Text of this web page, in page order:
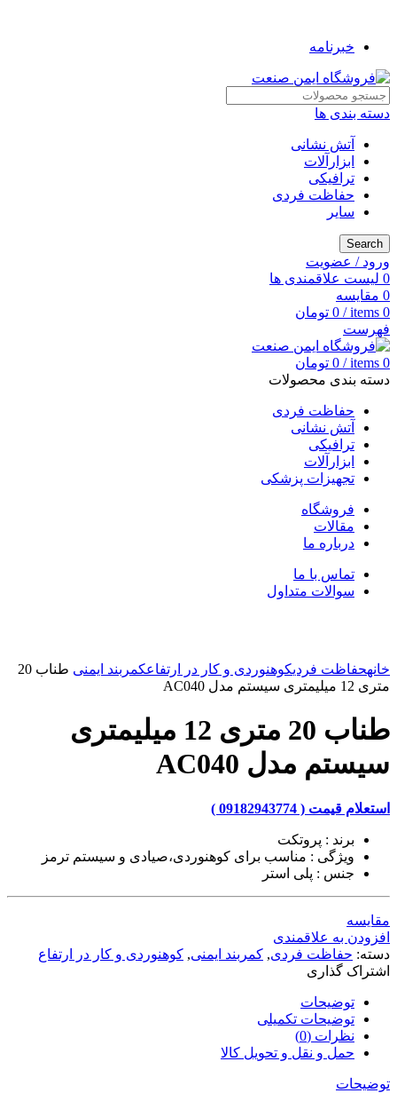
خبرنامه
دسته بندی ها
آتش نشانی
ابزارآلات
ترافیکی
حفاظت فردی
سایر
Search
ورود / عضویت
0 لیست علاقمندی ها
0 مقایسه
0
items
/
0 تومان
فهرست
0
items
/
0 تومان
دسته بندی محصولات
حفاظت فردی
آتش نشانی
ترافیکی
ابزارآلات
تجهیزات پزشکی
فروشگاه
مقالات
درباره ما
تماس با ما
سوالات متداول
خانهحفاظت فردیکوهنوردی و کار در ارتفاعکمربند ایمنی
طناب 20
متری 12 میلیمتری سیستم مدل AC040
طناب 20 متری 12 میلیمتری
سیستم مدل AC040
استعلام قیمت ( 09182943774 )
برند : پروتکت
ویژگی : مناسب برای کوهنوردی،صیادی و سیستم ترمز
جنس : پلی استر
مقایسه
افزودن به علاقمندی
دسته: حفاظت فردی, کمربند ایمنی, کوهنوردی و کار در ارتفاع
اشتراک گذاری
توضیحات
توضیحات تکمیلی
نظرات (0)
حمل و نقل و تحویل کالا
توضیحات